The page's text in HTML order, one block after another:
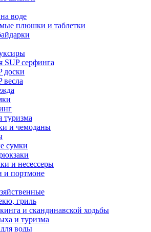
воде
плюшки и таблетки
SUP серфинга
доски
весла
туризма
и чемоданы
сумки
и несессеры
и портмоне
гриль
и скандинавской ходьбы
и туризма
воды